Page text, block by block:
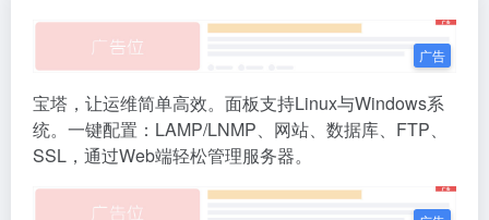
宝塔，让运维简单高效。面板支持Linux与Windows系
统。一键配置：LAMP/LNMP、网站、数据库、FTP、
SSL，通过Web端轻松管理服务器。